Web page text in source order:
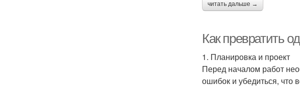
читать дальше →
Как превратить
1. Планировка и проект
Перед началом работ
ошибок и убедиться, что